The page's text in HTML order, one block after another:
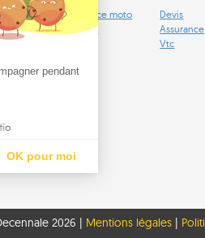
Assurance moto
en ligne
Devis
Assurance
Vtc
2026 | Mentions légales|
pendant
OK pour moi
de confidentialité, en garantissant la conformité